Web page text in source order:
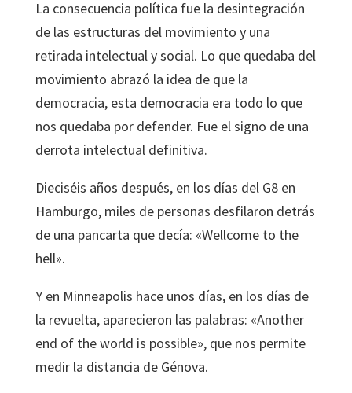
La consecuencia política fue la desintegración
de las estructuras del movimiento y una
retirada intelectual y social. Lo que quedaba del
movimiento abrazó la idea de que la
democracia, esta democracia era todo lo que
nos quedaba por defender. Fue el signo de una
derrota intelectual definitiva.
Dieciséis años después, en los días del G8 en
Hamburgo, miles de personas desfilaron detrás
de una pancarta que decía: «Wellcome to the
hell».
Y en Minneapolis hace unos días, en los días de
la revuelta, aparecieron las palabras: «Another
end of the world is possible», que nos permite
medir la distancia de Génova.